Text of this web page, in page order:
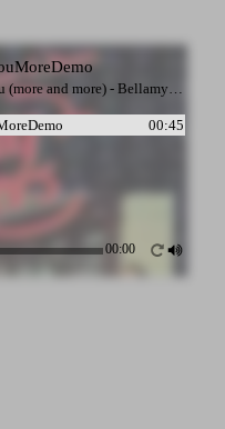
I love you (more and more) - Bellamy Brothers
00:45
00:00